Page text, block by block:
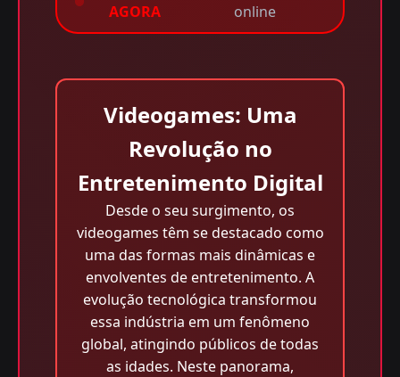
AGORA
online
Videogames: Uma
Revolução no
Entretenimento Digital
Desde o seu surgimento, os
videogames têm se destacado como
uma das formas mais dinâmicas e
envolventes de entretenimento. A
evolução tecnológica transformou
essa indústria em um fenômeno
global, atingindo públicos de todas
as idades. Neste panorama,